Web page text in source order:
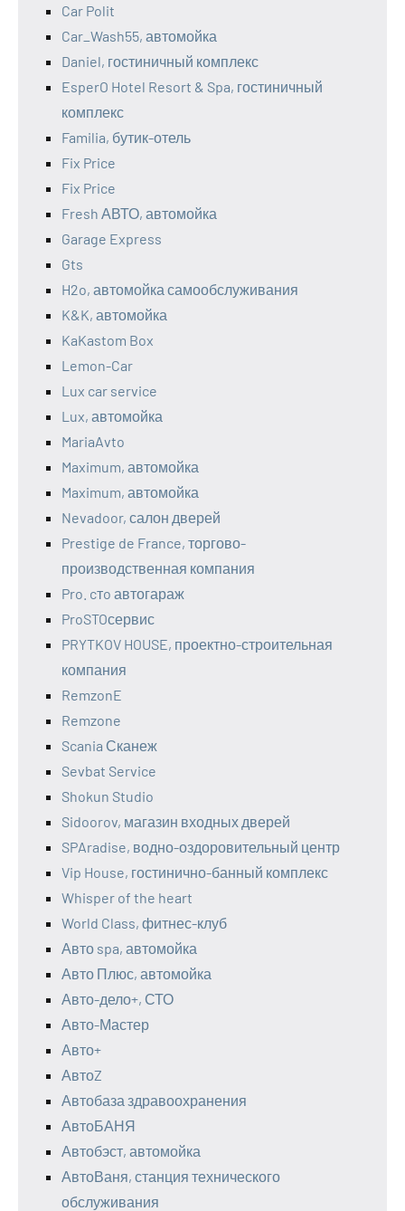
Car Polit
Car_Wash55, автомойка
Daniel, гостиничный комплекс
EsperO Hotel Resort & Spa, гостиничный
комплекс
Familia, бутик-отель
Fix Price
Fix Price
Fresh АВТО, автомойка
Garage Express
Gts
H2o, автомойка самообслуживания
K&K, автомойка
KaKastom Box
Lemon-Car
Lux car service
Lux, автомойка
MariaAvto
Maximum, автомойка
Maximum, автомойка
Nevadoor, салон дверей
Prestige de France, торгово-
производственная компания
Pro. cтo автогараж
ProSTOсервис
PRYTKOV HOUSE, проектно-строительная
компания
RemzonE
Remzone
Scania Сканеж
Sevbat Service
Shokun Studio
Sidoorov, магазин входных дверей
SPAradise, водно-оздоровительный центр
Vip House, гостинично-банный комплекс
Whisper of the heart
World Class, фитнес-клуб
Авто spa, автомойка
Авто Плюс, автомойка
Авто-дело+, СТО
Авто-Мастер
Авто+
АвтоZ
Автобаза здравоохранения
АвтоБАНЯ
Автобэст, автомойка
АвтоВаня, станция технического
обслуживания